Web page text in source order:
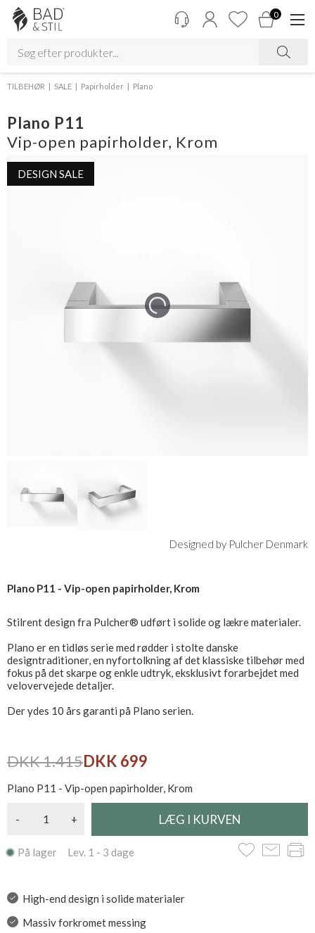
0
TILBEHØR SALE Papirholder Plano
Plano P11
Vip-open papirholder, Krom
DESIGN SALE
Designed by Pulcher Denmark
Plano P11 - Vip-open papirholder, Krom
Stilrent design fra Pulcher® udført i solide og lækre materialer.
Plano er en tidløs serie med rødder i stolte danske
designtraditioner, en nyfortolkning af det klassiske tilbehør med
fokus på det skarpe og enkle udtryk, eksklusivt forarbejdet med
velovervejede detaljer.
Der ydes 10 års garanti på Plano serien.
DKK 1.415DKK 699
Plano P11 - Vip-open papirholder, Krom
- +
På lager Lev. 1 - 3 dage
High-end design i solide materialer
Massiv forkromet messing